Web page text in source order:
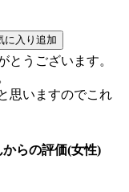
とうございます。
思いますのでこれ
からの評価(女性)